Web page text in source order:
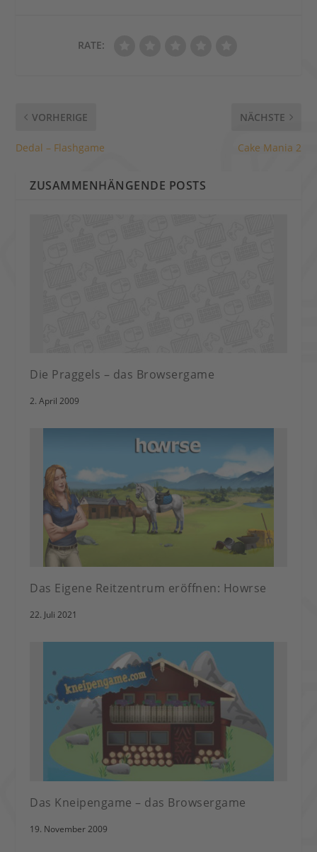
RATE:
VORHERIGE
Dedal – Flashgame
NÄCHSTE
Cake Mania 2
ZUSAMMENHÄNGENDE POSTS
Die Praggels – das Browsergame
2. April 2009
Das Eigene Reitzentrum eröffnen: Howrse
22. Juli 2021
Das Kneipengame – das Browsergame
19. November 2009